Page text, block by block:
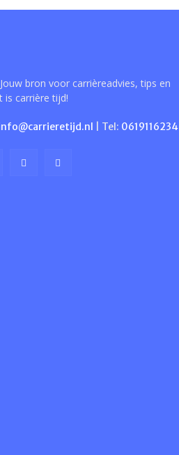
bron voor carrièreadvies, tips en
is carrière tijd!
| Tel: 0619116234